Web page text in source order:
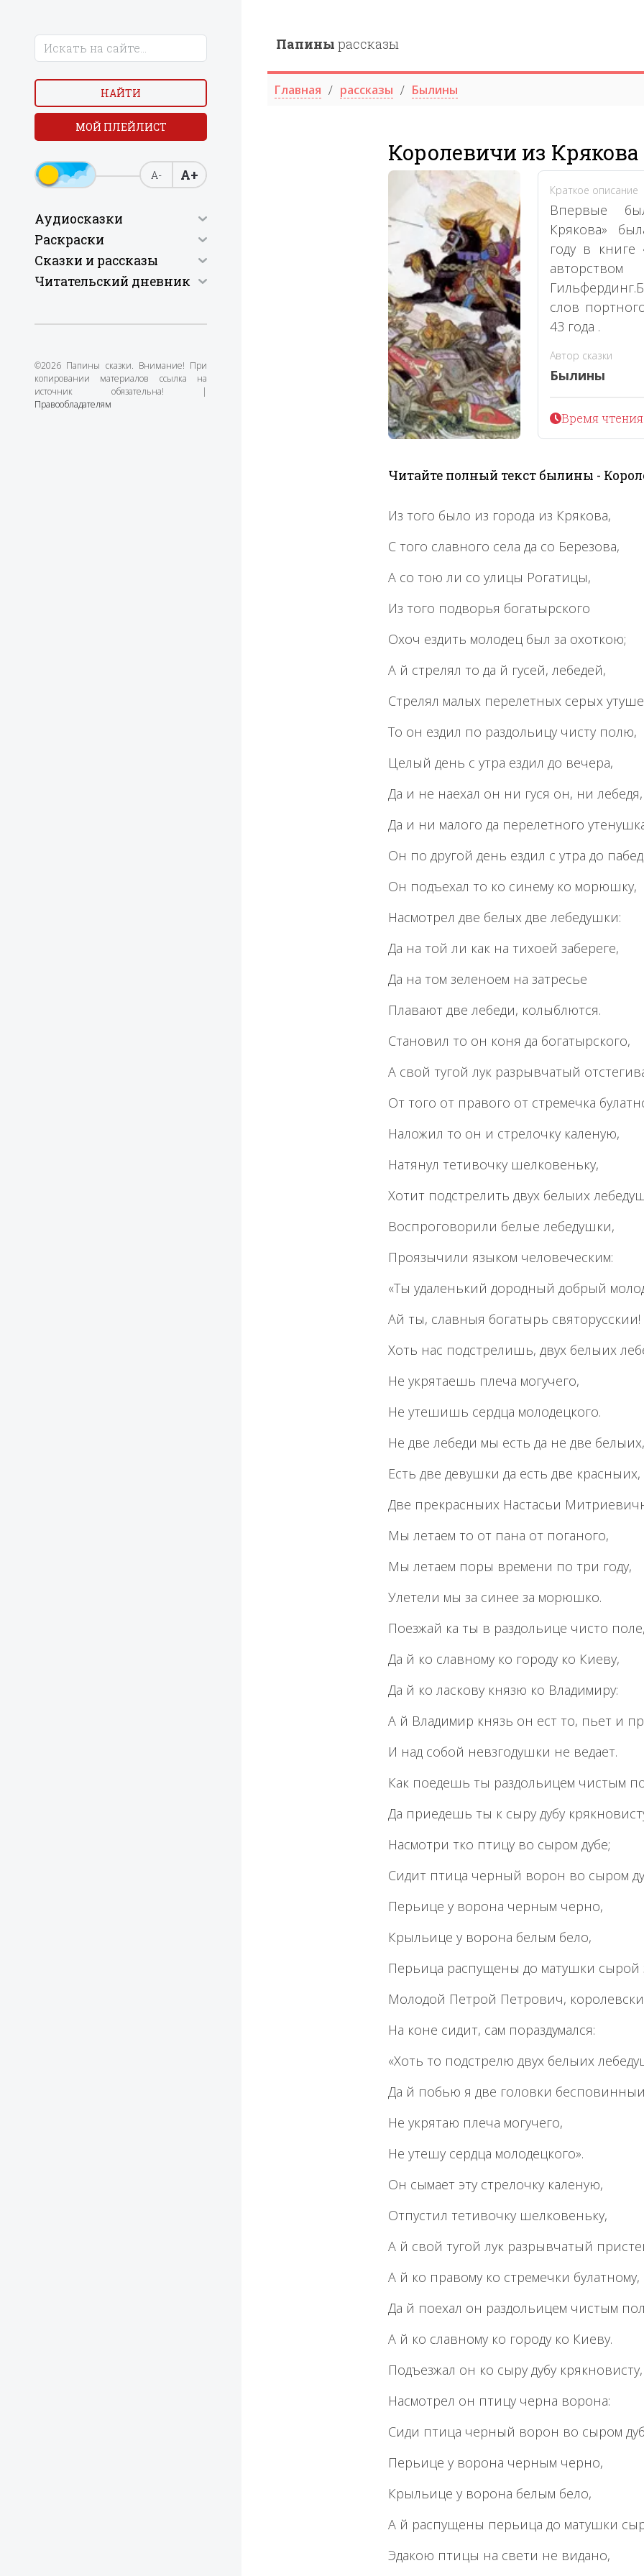
НАЙТИ
МОЙ ПЛЕЙЛИСТ
А- А+
Аудиосказки
Раскраски
Сказки и рассказы
Читательский дневник
©2026 Папины сказки. Внимание! При
копировании материалов ссылка на
источник обязательна! |
Правообладателям
Папины рассказы
Главная рассказы Былины
Королевичи из Крякова
Краткое описание
Впервые
Крякова»
году в
авторством
слов
43 года .
Автор сказки
Былины
Время
Читайте полный текст былины -
Из того было из города из Крякова,
С того славного села да со Березова,
А со тою ли со улицы Рогатицы,
Из того подворья богатырского
Охоч ездить молодец был за охоткою;
А й стрелял то да й гусей, лебедей,
Стрелял малых перелетных серых
То он ездил по раздольицу чисту полю,
Целый день с утра ездил до вечера,
Да и не наехал он ни гуся он, ни лебедя,
Да и ни малого да перелетного
Он по другой день ездил с утра до
Он подъехал то ко синему ко морюшку,
Насмотрел две белых две лебедушки:
Да на той ли как на тихоей забереге,
Да на том зеленоем на затресье
Плавают две лебеди, колыблются.
Становил то он коня да богатырского,
А свой тугой лук разрывчатый
От того от правого от стремечка
Наложил то он и стрелочку каленую,
Натянул тетивочку шелковеньку,
Хотит подстрелить двух белыих
Воспроговорили белые лебедушки,
Проязычили языком человеческим:
«Ты удаленький дородный добрый
Ай ты, славныя богатырь святорусскии!
Хоть нас подстрелишь, двух белыих
Не укрятаешь плеча могучего,
Не утешишь сердца молодецкого.
Не две лебеди мы есть да не две белыих,
Есть две девушки да есть две красныих,
Две прекрасныих Настасьи
Мы летаем то от пана от поганого,
Мы летаем поры времени по три году,
Улетели мы за синее за морюшко.
Поезжай ка ты в раздольице чисто поле,
Да й ко славному ко городу ко Киеву,
Да й ко ласкову князю ко Владимиру:
А й Владимир князь он ест то, пьет и
И над собой невзгодушки не ведает.
Как поедешь ты раздольицем чистым
Да приедешь ты к сыру дубу
Насмотри тко птицу во сыром дубе;
Сидит птица черный ворон во сыром
Перьице у ворона черным черно,
Крыльице у ворона белым бело,
Перьица распущены до матушки сырой
Молодой Петрой Петрович,
На коне сидит, сам пораздумался:
«Хоть то подстрелю двух белыих
Да й побью я две головки
Не укрятаю плеча могучего,
Не утешу сердца молодецкого».
Он сымает эту стрелочку каленую,
Отпустил тетивочку шелковеньку,
А й свой тугой лук разрывчатый
А й ко правому ко стремечки булатному,
Да й поехал он раздольицем чистым
А й ко славному ко городу ко Киеву.
Подъезжал он ко сыру дубу крякновисту,
Насмотрел он птицу черна ворона:
Сиди птица черный ворон во сыром
Перьице у ворона черным черно,
Крыльице у ворона белым бело,
А й распущены перьица до матушки
Эдакою птицы на свети не видано,